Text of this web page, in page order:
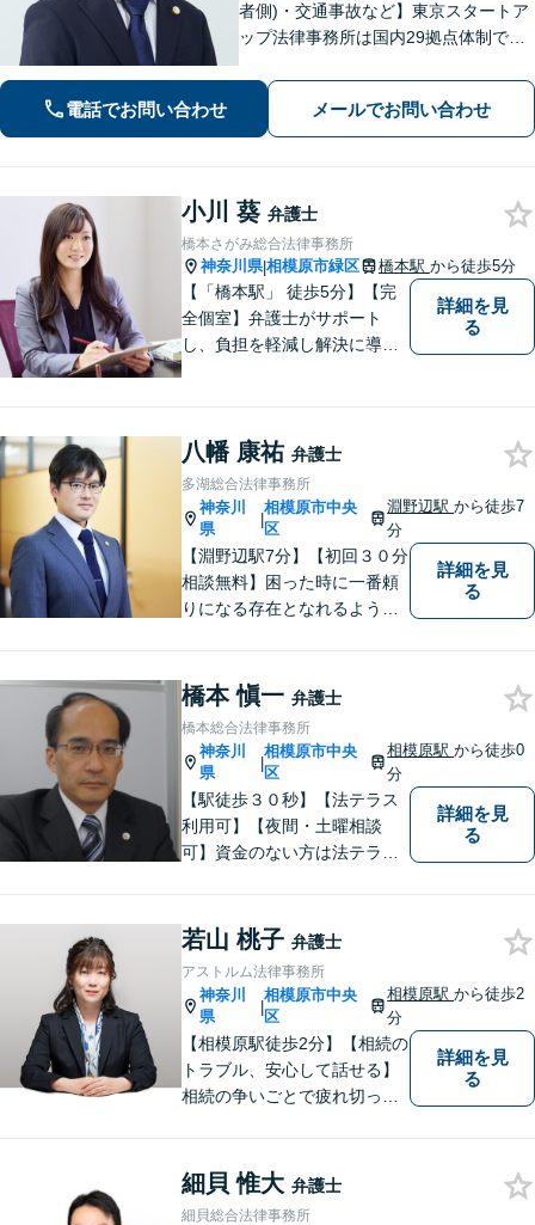
者側)・交通事故など】東京スタートア
ップ法律事務所は国内29拠点体制で全
対応(法律相談は完全予約制)】各分野で
専門性の高い弁護士が寄り添い解決を
サポートします。
電話でお問い合わせ メールでお問い合わせ
小川 葵 弁護士
橋本さがみ総合法律事務所
神奈川県|相模原市緑区 橋本駅 から徒歩5分
【「橋本駅」 徒歩5分】【完
全個室】弁護士がサポート
し、負担を軽減し解決に導き
はご相談いただき、今後の進
め方を一緒に考えましょう。
【法テラス利用可】
詳細を見
る
八幡 康祐 弁護士
多湖総合法律事務所
神奈川
県
|
相模原市中央
区
淵野辺駅から徒歩7
分
【淵野辺駅7分】【初回３０分
相談無料】困った時に一番頼
りになる存在となれるよう、
お電話の際に『ココナラ経由
で八幡弁護士に相談希望』と
お伝え下さい。
詳細を見
る
橋本 愼一 弁護士
橋本総合法律事務所
神奈川
県
|
相模原市中央
区
相模原駅から徒歩0
分
【駅徒歩３０秒】【法テラス
利用可】【夜間・土曜相談
可】資金のない方は法テラス
す。住宅ローンの支払で悩ま
れている方も一度ご相談くだ
さい。最高の結果が出せるよ
う自己研鑽を怠らず質の高い
仕事を目指します。
詳細を見
る
若山 桃子 弁護士
アストルム法律事務所
神奈川
県
|
相模原市中央
区
相模原駅から徒歩2
分
【相模原駅徒歩2分】【相続の
トラブル、安心して話せる】
相続の争いごとで疲れ切って
指します。遺産分割協議・遺
留分・調停・裁判にも対応。
詳細を見
る
細貝 惟大 弁護士
細貝総合法律事務所